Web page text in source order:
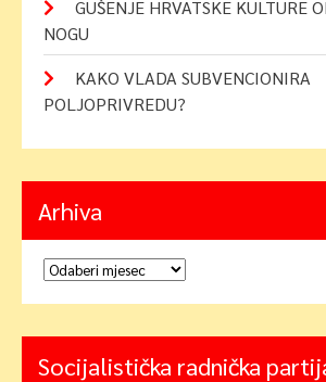
GUŠENJE HRVATSKE KULTURE
NOGU
KAKO VLADA SUBVENCIONIRA
POLJOPRIVREDU?
Arhiva
Arhiva
Socijalistička radnička